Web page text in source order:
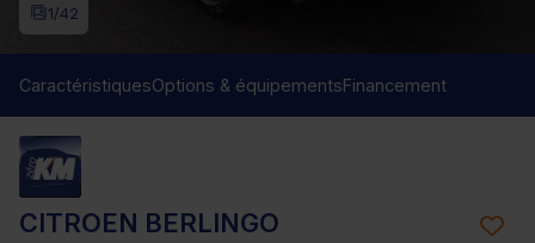
CITROEN BERLINGO
1/42
CaractéristiquesOptions & équipementsFinancement